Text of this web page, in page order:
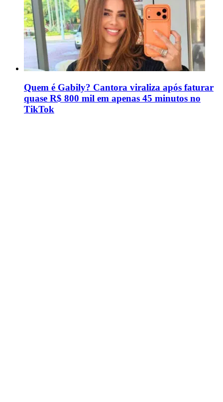
Quem é Gabily? Cantora viraliza após faturar
quase R$ 800 mil em apenas 45 minutos no
TikTok